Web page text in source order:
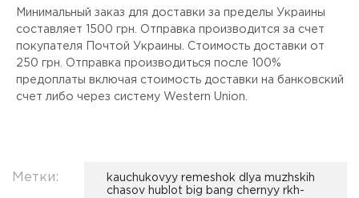
Минимальный заказ для доставки за пределы Украины
составляет 1500 грн. Отправка производится за счет
покупателя Почтой Украины. Стоимость доставки от
250 грн. Отправка производиться после 100%
предоплаты включая стоимость доставки на банковский
счет либо через систему Western Union.
Метки:
kauchukovyy remeshok dlya muzhskih
chasov hublot big bang chernyy rkh-